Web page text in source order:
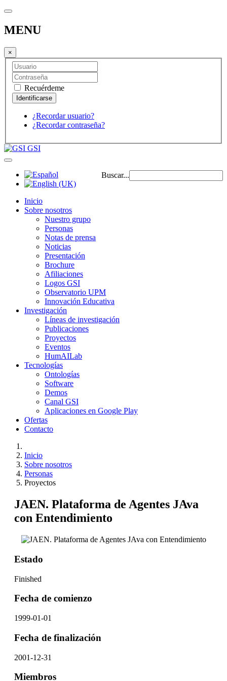
MENU
×
Recuérdeme
¿Recordar usuario?
¿Recordar contraseña?
GSI
Buscar...
Inicio
Sobre nosotros
Nuestro grupo
Personas
Notas de prensa
Noticias
Presentación
Brochure
Afiliaciones
Logos GSI
Observatorio UPM
Innovación Educativa
Investigación
Líneas de investigación
Publicaciones
Proyectos
Eventos
HumAILab
Tecnologías
Ontologías
Software
Demos
Canal GSI
Aplicaciones en Google Play
Ofertas
Contacto
Inicio
Sobre nosotros
Personas
Proyectos
JAEN. Plataforma de Agentes JAva
con Entendimiento
Estado
Finished
Fecha de comienzo
1999-01-01
Fecha de finalización
2001-12-31
Miembros